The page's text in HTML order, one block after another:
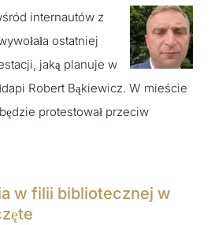
internautów z
ostatniej
jaką planuje w
Robert Bąkiewicz. W mieście
protestował przeciw
w filii bibliotecznej w